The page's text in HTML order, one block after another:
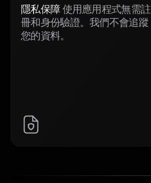
隱私保障使用應用程式無需註
冊和身份驗證。我們不會追蹤
您的資料。